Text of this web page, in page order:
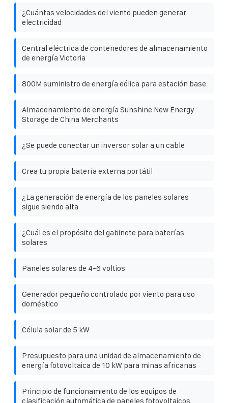
¿Cuántas velocidades del viento pueden generar
electricidad
Central eléctrica de contenedores de almacenamiento
de energía Victoria
800M suministro de energía eólica para estación base
Almacenamiento de energía Sunshine New Energy
Storage de China Merchants
¿Se puede conectar un inversor solar a un cable
Crea tu propia batería externa portátil
¿La generación de energía de los paneles solares
sigue siendo alta
¿Cuál es el propósito del gabinete para baterías
solares
Paneles solares de 4-6 voltios
Generador pequeño controlado por viento para uso
doméstico
Célula solar de 5 kW
Presupuesto para una unidad de almacenamiento de
energía fotovoltaica de 10 kW para minas africanas
Principio de funcionamiento de los equipos de
clasificación automática de paneles fotovoltaicos